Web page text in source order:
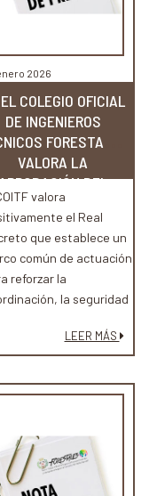
al cambio
2026
COLEGIO OFICIAL
DE INGENIEROS
FORESTALES
VALORA LA
DEL
NUEVO...
valora
el Real
que establece un
común de actuación
reforzar la
la seguridad
vigilancia y
de los incendios
en todo el
LEER MÁS